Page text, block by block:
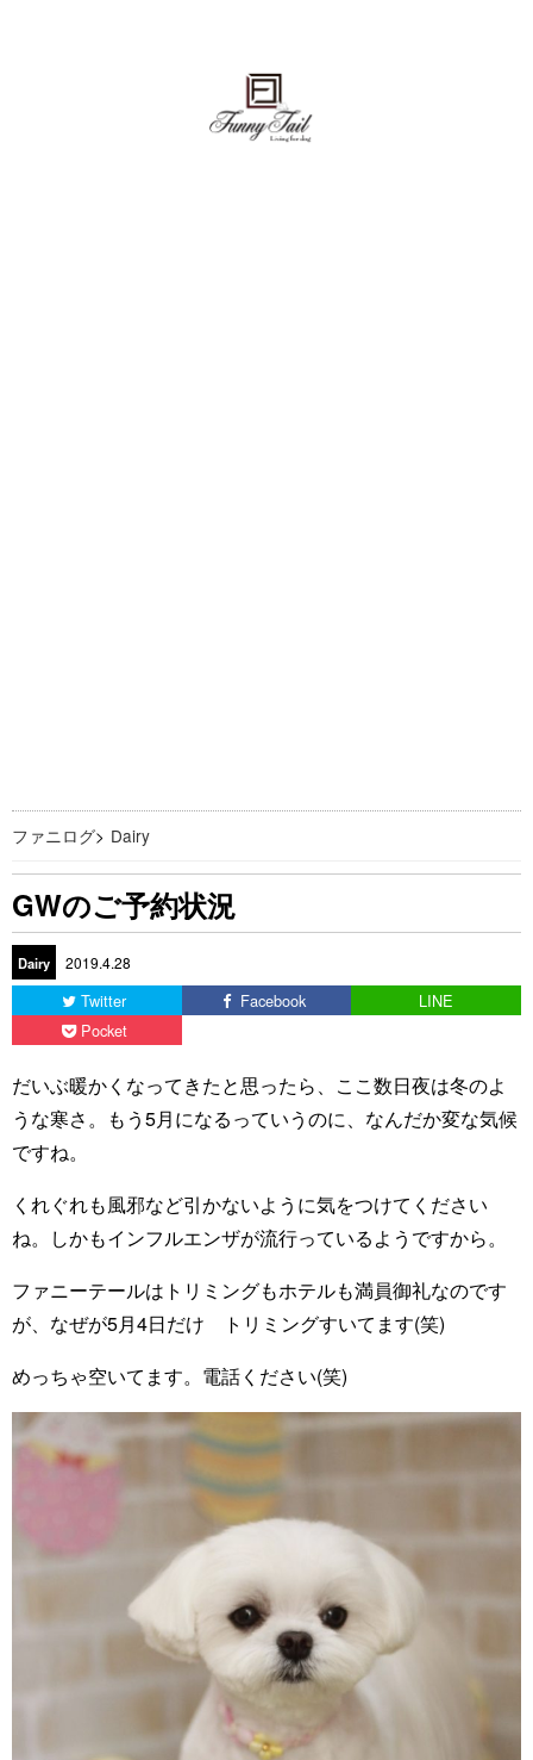
ファニログ> Dairy
GWのご予約状況
Dairy 2019.4.28
Twitter Facebook
LINE
Pocket
だいぶ暖かくなってきたと思ったら、ここ数日夜は冬のよ
うな寒さ。もう5月になるっていうのに、なんだか変な気候
ですね。
くれぐれも風邪など引かないように気をつけてください
ね。しかもインフルエンザが流行っているようですから。
ファニーテールはトリミングもホテルも満員御礼なのです
が、なぜが5月4日だけ トリミングすいてます(笑)
めっちゃ空いてます。電話ください(笑)